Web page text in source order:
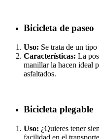
Bicicleta de paseo
Uso: Se trata de un
Características: La
manillar la hacen ideal
asfaltados.
Bicicleta plegable
Uso: ¿Quieres tener